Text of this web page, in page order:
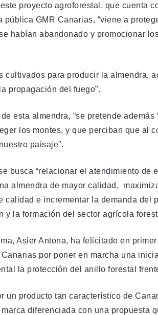
proyecto agroforestal, que cuenta
GMR Canarias, “viene a
habían abandonado y promocionar
cultivados para producir la almendra,
propagación del fuego”.
esta almendra, “se pretende
los montes, y que perciban que al
paisaje”.
busca “relacionar el atendimiento de
almendra de mayor calidad,
e incrementar la demanda del
la formación del sector agrícola
Asier Antona, ha felicitado en
por poner en marcha una
la protección del anillo forestal
un producto tan característico de
diferenciada con una propuesta